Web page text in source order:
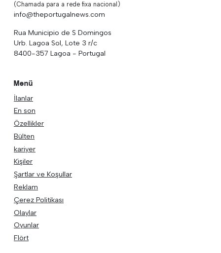
(Chamada para a rede fixa nacional)
info@theportugalnews.com
Rua Municipio de S Domingos
Urb. Lagoa Sol, Lote 3 r/c
8400-357 Lagoa - Portugal
Menü
İlanlar
En son
Özellikler
Bülten
kariyer
Kişiler
Şartlar ve Koşullar
Reklam
Çerez Politikası
Olaylar
Oyunlar
Flört